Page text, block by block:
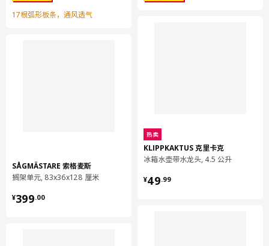
17根弧形板条，通风透气
SÅGMÄSTARE 索格麦斯
搁架单元, 83x36x128 厘米
¥399.00
¥ 399.00
热卖
KLIPPKAKTUS 克里卡克
冰箱水壶带水龙头, 4.5 公升
¥49.99
¥ 49.99